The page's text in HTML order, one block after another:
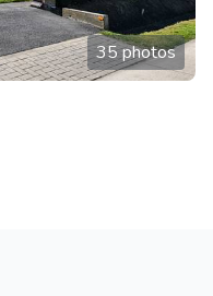
35 photos